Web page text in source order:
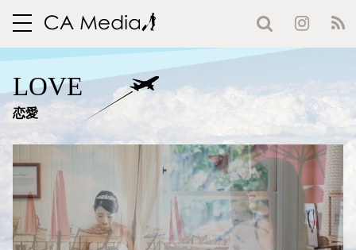
toggle
LOVE
恋愛